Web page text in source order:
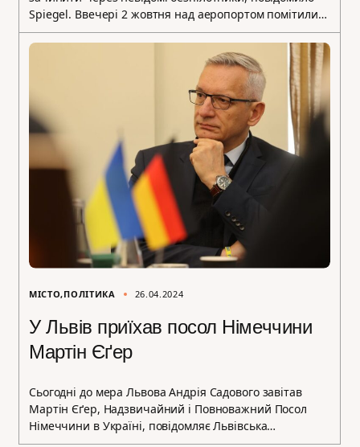
Spiegel. Ввечері 2 жовтня над аеропортом помітили…
МІСТО ПОЛІТИКА 26.04.2024
У Львів приїхав посол Німеччини
Мартін Єґер
Сьогодні до мера Львова Андрія Садового завітав
Мартін Єґер, Надзвичайний і Повноважний Посол
Німеччини в Україні, повідомляє Львівська…